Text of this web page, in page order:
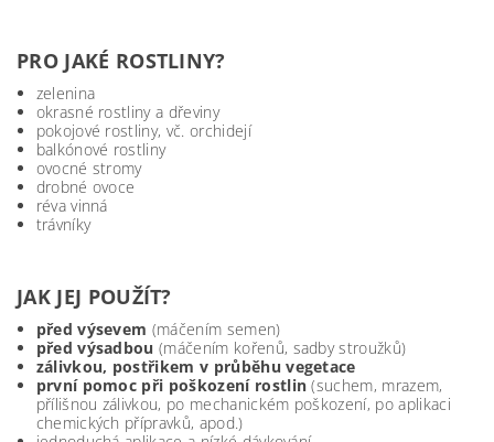
PRO JAKÉ ROSTLINY?
zelenina
okrasné rostliny a dřeviny
pokojové rostliny, vč. orchidejí
balkónové rostliny
ovocné stromy
drobné ovoce
réva vinná
trávníky
JAK JEJ POUŽÍT?
před výsevem (máčením semen)
před výsadbou (máčením kořenů, sadby stroužků)
zálivkou, postřikem v průběhu vegetace
první pomoc při poškození rostlin(suchem, mrazem,
přílišnou zálivkou, po mechanickém poškození, po aplikaci
chemických přípravků, apod.)